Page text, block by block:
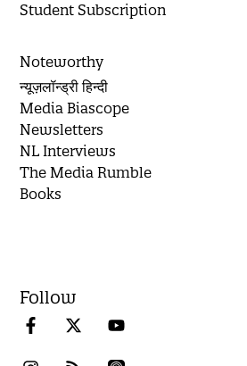
Student Subscription
Noteworthy
न्यूज़लॉन्ड्री हिन्दी
Media Biascope
Newsletters
NL Interviews
The Media Rumble
Books
Follow